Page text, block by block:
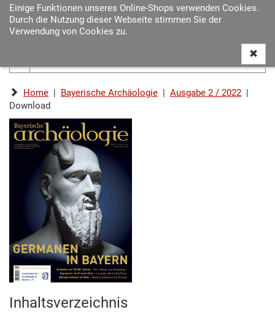
Einige Funktionen unseres Online-Shops verwenden Cookies.
Durch die Nutzung dieser Webseite stimmen Sie der
Verwendung von Cookies zu.
Home | Bayerische Archäologie | Ausgabe 2 / 2022 |
Download
Inhaltsverzeichnis